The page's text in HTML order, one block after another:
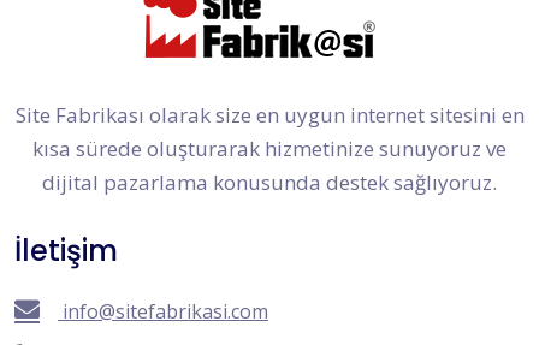
Site Fabrikası olarak size en uygun internet sitesini en
kısa sürede oluşturarak hizmetinize sunuyoruz ve
dijital pazarlama konusunda destek sağlıyoruz.
İletişim
info@sitefabrikasi.com